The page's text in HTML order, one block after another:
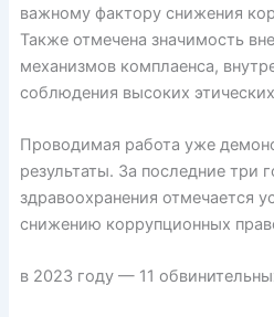
важному фактору снижения
Также отмечена значимость
механизмов комплаенса,
соблюдения высоких
Проводимая работа уже
результаты. За последние три
здравоохранения отмечается
снижению коррупционных
в 2023 году — 11